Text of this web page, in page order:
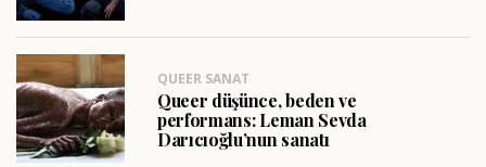
QUEER SANAT
Queer düşünce, beden ve
performans: Leman Sevda
Darıcıoğlu’nun sanatı